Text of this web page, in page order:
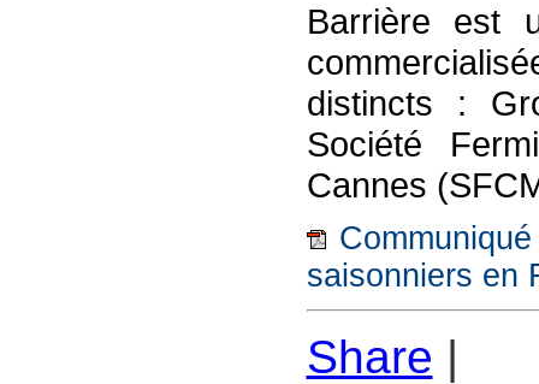
Barrière est
distincts :
Société
Cannes
saisonniers en
Share |